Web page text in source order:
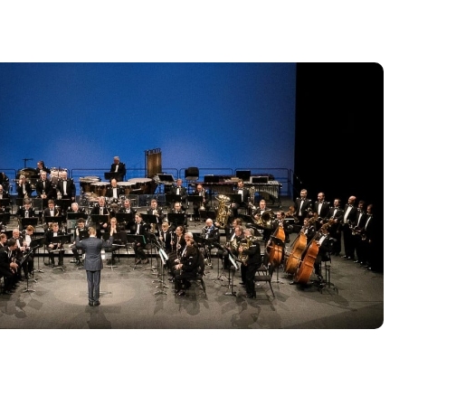
et des hommes émerveillés par le potentiel de la
Jardin
nexpro.drouais